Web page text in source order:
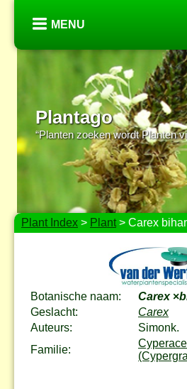
MENU
Plantago
“Planten zoeken wordt Planten
Plant Index > Plant> Carex
Botanische naam: Carex×
Geslacht:
Carex
Auteurs:
Simonk.
Familie: